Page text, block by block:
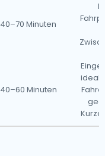
40–70 Minuten
40–60 Minuten
ideal